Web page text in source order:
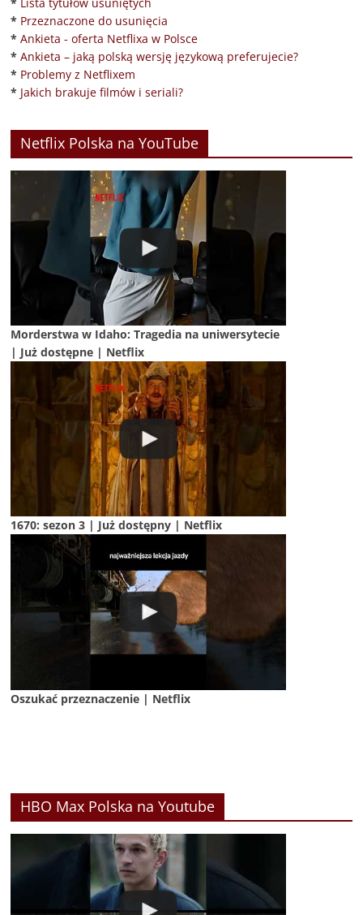
* Przeznaczone do usunięcia
* Ankieta - oferta Netflixa w Polsce
* Ankieta – jaką polską wersję językową preferujecie?
* Problemy z Netflixem
* Jakich brakuje filmów i seriali?
Netflix Polska na YouTube
Morderstwa w Idaho: Tragedia na uniwersytecie
| Już dostępne | Netflix
1670: sezon 3 | Już dostępny | Netflix
Oszukać przeznaczenie | Netflix
HBO Max Polska na Youtube